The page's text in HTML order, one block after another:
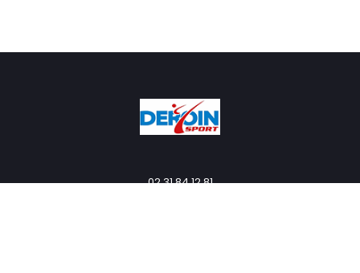
02 31 84 12 81